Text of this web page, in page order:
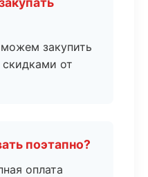
закупить
от
поэтапно?
оплата